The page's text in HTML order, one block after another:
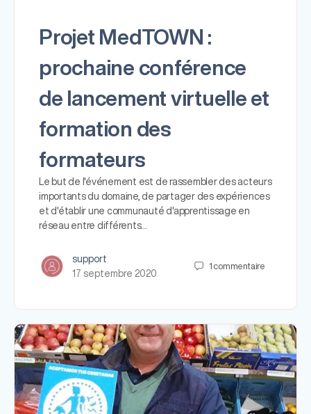
Projet MedTOWN :
prochaine conférence
de lancement virtuelle et
formation des
formateurs
Le but de l'événement est de rassembler des acteurs
importants du domaine, de partager des expériences
et d'établir une communauté d'apprentissage en
réseau entre différents…
support
17 septembre 2020
1 commentaire